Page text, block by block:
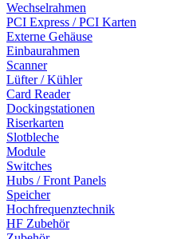
Wechselrahmen
PCI Express / PCI Karten
Externe Gehäuse
Einbaurahmen
Scanner
Lüfter / Kühler
Card Reader
Dockingstationen
Riserkarten
Slotbleche
Module
Switches
Hubs / Front Panels
Speicher
Hochfrequenztechnik
HF Zubehör